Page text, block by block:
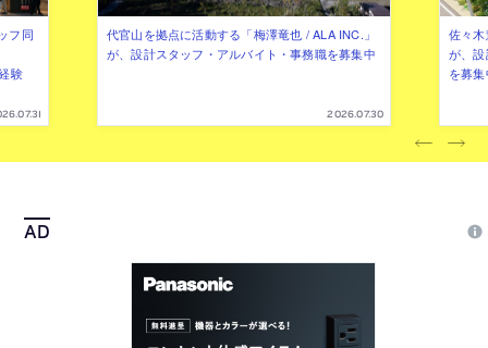
フ同
験
代官山を拠点に活動する「梅澤竜也 / ALA INC.」
が、設計スタッフ・アルバイト・事務職を募集中
2026.07.30
佐々
が、
を募